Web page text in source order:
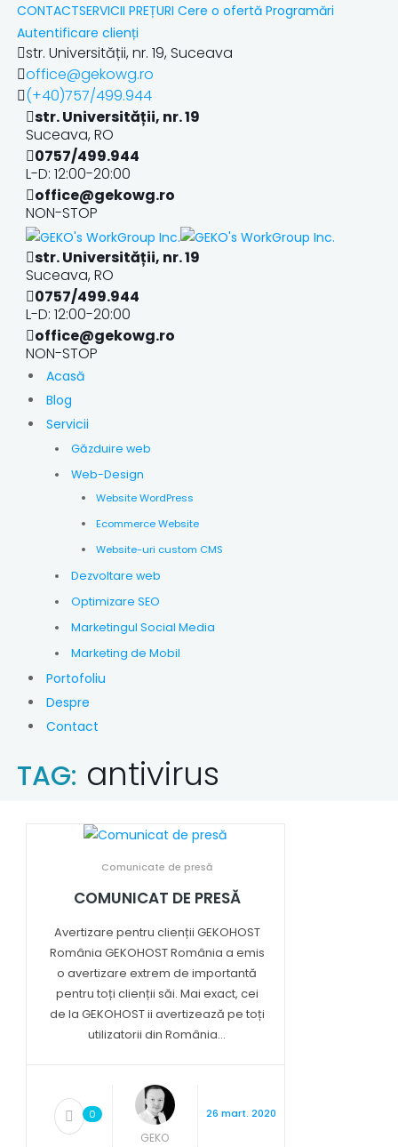
CONTACTSERVICII PREȚURI Cere o ofertă Programări
Autentificare clienți
str. Universității, nr. 19, Suceava
office@gekowg.ro
(+40)757/499.944
str. Universității, nr. 19
Suceava, RO
0757/499.944
L-D: 12:00-20:00
office@gekowg.ro
NON-STOP
str. Universității, nr. 19
Suceava, RO
0757/499.944
L-D: 12:00-20:00
office@gekowg.ro
NON-STOP
Acasă
Blog
Servicii
Găzduire web
Web-Design
Website WordPress
Ecommerce Website
Website-uri custom CMS
Dezvoltare web
Optimizare SEO
Marketingul Social Media
Marketing de Mobil
Portofoliu
Despre
Contact
TAG: antivirus
Comunicate de presă
COMUNICAT DE PRESĂ
Avertizare pentru clienții GEKOHOST
România GEKOHOST România a emis
o avertizare extrem de importantă
pentru toți clienții săi. Mai exact, cei
de la GEKOHOST ii avertizează pe toți
utilizatorii din România...
0
GEKO
26 mart. 2020